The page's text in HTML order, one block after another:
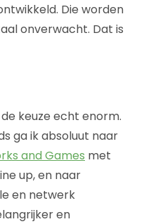
Die worden
onverwacht. Dat is
keuze echt enorm.
ga ik absoluut naar
and Games met
up, en naar
en netwerk
en